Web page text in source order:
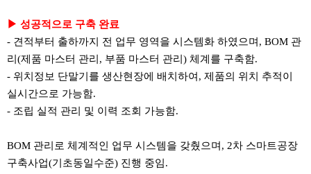
▶ 성공적으로 구축 완료
- 견적부터 출하까지 전 업무 영역을 시스템화 하였으며, BOM 관
리(제품 마스터 관리, 부품 마스터 관리) 체계를 구축함.
- 위치정보 단말기를 생산현장에 배치하여, 제품의 위치 추적이
실시간으로 가능함.
- 조립 실적 관리 및 이력 조회 가능함.
BOM 관리로 체계적인 업무 시스템을 갖췄으며, 2차 스마트공장
구축사업(기초동일수준) 진행 중임.